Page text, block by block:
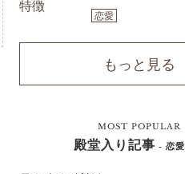
恋愛
もっと見る
MOST POPULAR
殿堂入り記事 - 恋愛